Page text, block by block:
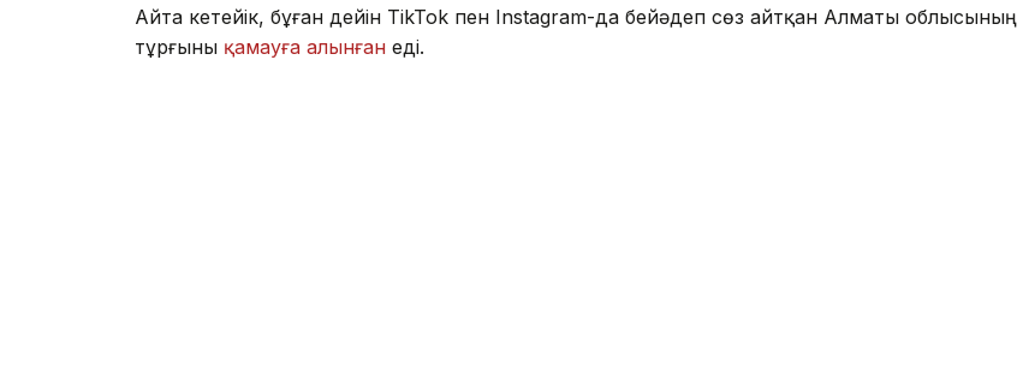
Айта кетейік, бұған дейін TikTok пен Instagram-да бейәдеп сөз айтқан Алматы облысының
тұрғыны қамауға алынған еді.